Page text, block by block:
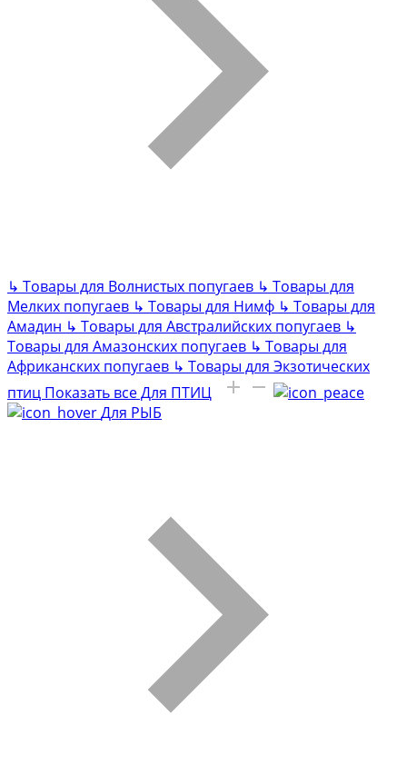
↳ Товары для Волнистых попугаев ↳ Товары для
Мелких попугаев ↳ Товары для Нимф ↳ Товары для
Амадин ↳ Товары для Австралийских попугаев ↳
Товары для Амазонских попугаев ↳ Товары для
Африканских попугаев ↳ Товары для Экзотических
птиц Показать все Для ПТИЦ
Для РЫБ